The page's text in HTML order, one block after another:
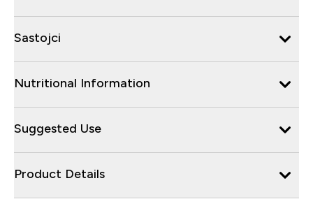
Sastojci
Nutritional Information
Suggested Use
Product Details